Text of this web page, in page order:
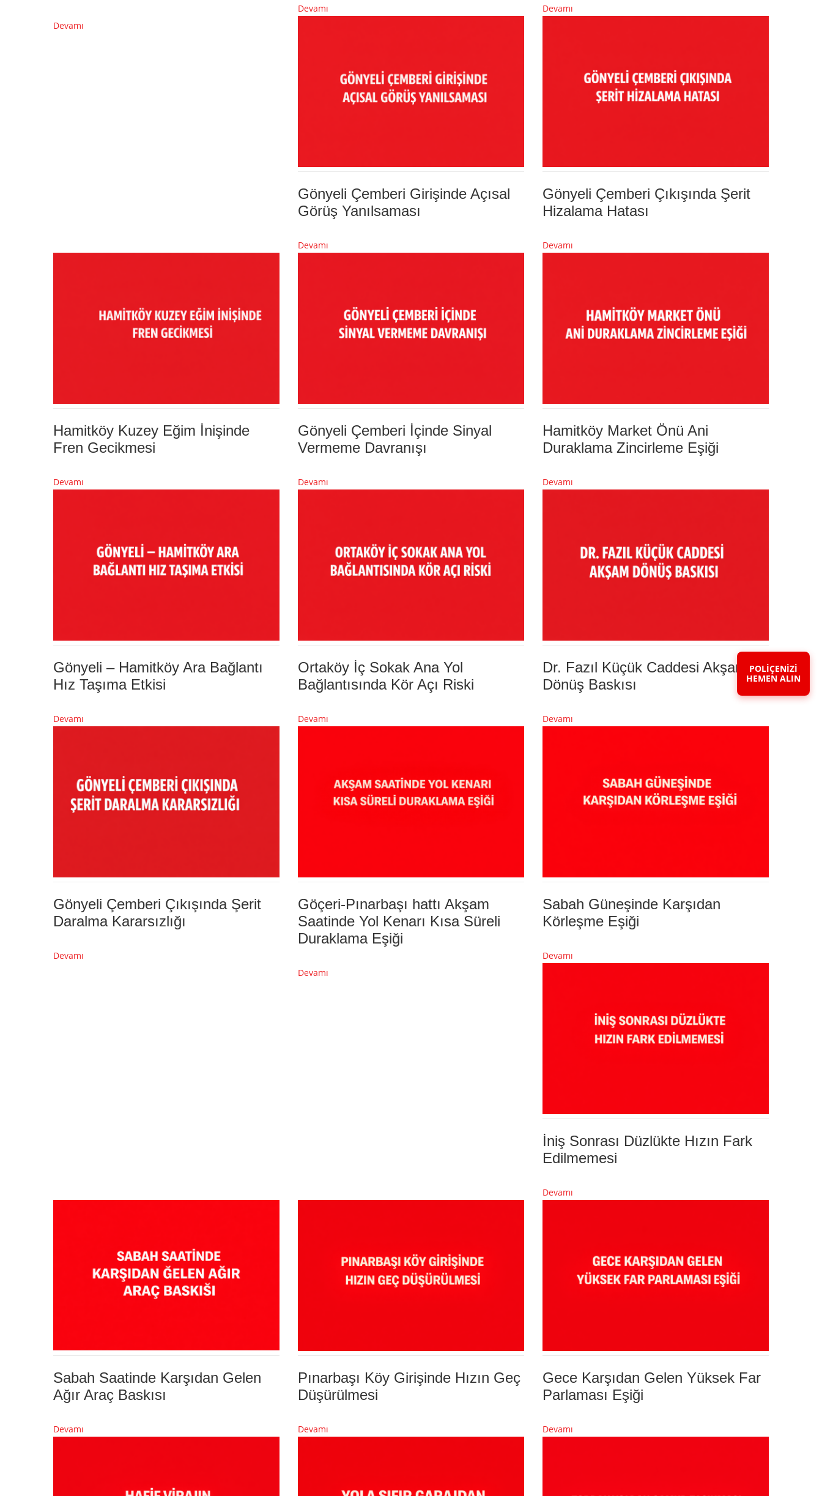
Devamı
Devamı Devamı
Gönyeli Çemberi Girişinde Açısal
Görüş Yanılsaması
Devamı
Gönyeli Çemberi Çıkışında Şerit
Hizalama Hatası
Devamı
Hamitköy Kuzey Eğim İnişinde
Fren Gecikmesi
Devamı
Gönyeli Çemberi İçinde Sinyal
Vermeme Davranışı
Devamı
Hamitköy Market Önü Ani
Duraklama Zincirleme Eşiği
Devamı
Gönyeli – Hamitköy Ara Bağlantı
Hız Taşıma Etkisi
Devamı
Ortaköy İç Sokak Ana Yol
Bağlantısında Kör Açı Riski
Devamı
Dr. Fazıl Küçük Caddesi Akşam
Dönüş Baskısı
Devamı
Gönyeli Çemberi Çıkışında Şerit
Daralma Kararsızlığı
Devamı
Göçeri-Pınarbaşı hattı Akşam
Saatinde Yol Kenarı Kısa Süreli
Duraklama Eşiği
Devamı
Sabah Güneşinde Karşıdan
Körleşme Eşiği
Devamı
İniş Sonrası Düzlükte Hızın Fark
Edilmemesi
Devamı
Sabah Saatinde Karşıdan Gelen
Ağır Araç Baskısı
Devamı
Pınarbaşı Köy Girişinde Hızın Geç
Düşürülmesi
Devamı
Gece Karşıdan Gelen Yüksek Far
Parlaması Eşiği
Devamı
POLİÇENİZİ
HEMEN ALIN